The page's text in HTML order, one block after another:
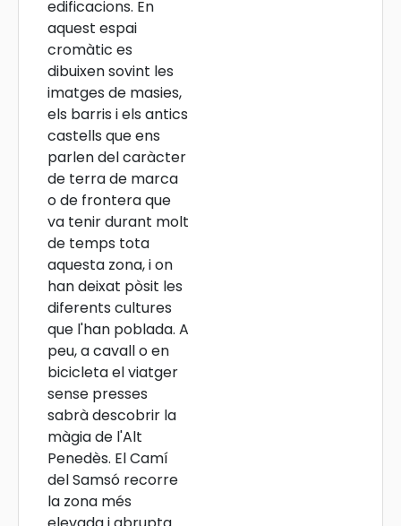
edificacions. En
aquest espai
cromàtic es
dibuixen sovint les
imatges de masies,
els barris i els antics
castells que ens
parlen del caràcter
de terra de marca
o de frontera que
va tenir durant molt
de temps tota
aquesta zona, i on
han deixat pòsit les
diferents cultures
que l'han poblada. A
peu, a cavall o en
bicicleta el viatger
sense presses
sabrà descobrir la
màgia de l'Alt
Penedès. El Camí
del Samsó recorre
la zona més